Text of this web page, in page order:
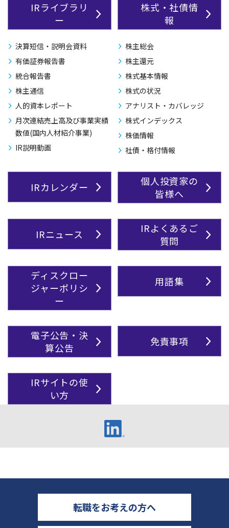
IRライブラリ
ー
決算短信・説明会資料
有価証券報告書
統合報告書
株主通信
人的資本レポート
月次連結売上高及び事業実績
数値(国内人材紹介事業)
IR説明動画
株式・社債情
報
株主総会
株主還元
株式基本情報
株式の状況
アナリスト・カバレッジ
株式インデックス
株価情報
社債・格付情報
IRカレンダー
個人投資家の
皆様へ
IRニュース
IRよくあるご
質問
ディスクロー
ジャーポリシ
ー
用語集
電子公告・決
算公告
免責事項
IRサイトの使
い方
転職をお考えの方へ